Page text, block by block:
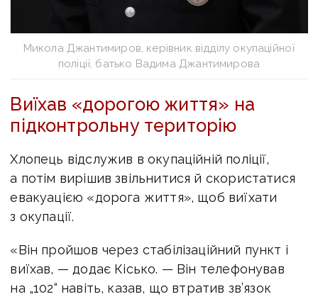
Микола Джантимиров, керівник відділу окупаційної
поліції, батько Вадима Джантимирова
Виїхав «дорогою життя» на
підконтрольну територію
Хлопець відслужив в окупаційній поліції,
а потім вирішив звільнитися й скористатися
евакуацією «дорога життя», щоб виїхати
з окупації.
«Він пройшов через стабілізаційний пункт і
виїхав, — додає Кісько. — Він телефонував
на „102“ навіть, казав, що втратив зв’язок